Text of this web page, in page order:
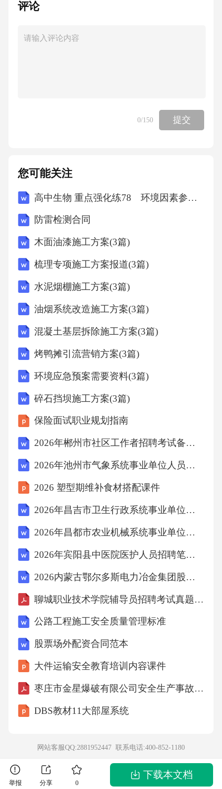
评论
0/150 提交
您可能关注
高中生物 重点强化练78 环境因素参与调节植物的生命活动
防雷检测合同
木面油漆施工方案(3篇)
梳理专项施工方案报道(3篇)
水泥烟棚施工方案(3篇)
油烟系统改造施工方案(3篇)
混凝土基层拆除施工方案(3篇)
烤鸭摊引流营销方案(3篇)
环境应急预案需要资料(3篇)
碎石挡坝施工方案(3篇)
保险面试职业规划指南
2026年郴州市社区工作者招聘考试备考试题及答案详解
2026年池州市气象系统事业单位人员招聘考试备考试题及答案详解
2026 塑型期维补食材搭配课件
2026年昌吉市卫生行政系统事业单位人员招聘考试备考试题及答案详解
2026年昌都市农业机械系统事业单位人员招聘考试备考试题及答案详解
2026年宾阳县中医院医护人员招聘笔试模拟试题及答案解析
2026内蒙古鄂尔多斯电力冶金集团股份有限公司招聘43人笔试备考题库及答案详解
聊城职业技术学院辅导员招聘考试真题及答案
公路工程施工安全质量管理标准
股票场外配资合同范本
大件运输安全教育培训内容课件
枣庄市金星爆破有限公司安全生产事故应急预案1
DBS教材11大部屋系统
网站客服QQ:2881952447 联系电话:400-852-1180
举报 分享 0
下载本文档